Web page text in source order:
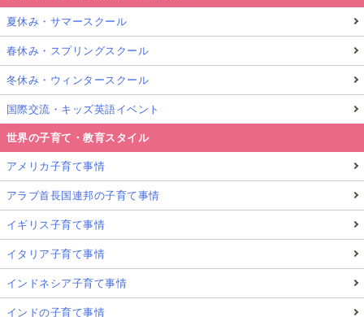
夏休み・サマースクール
春休み・スプリングスクール
冬休み・ウィンタースクール
国際交流・キッズ英語イベント
世界の子育て・教育スタイル
アメリカ子育て事情
アラブ首長国連邦の子育て事情
イギリス子育て事情
イタリア子育て事情
インドネシア子育て事情
インドの子育て事情